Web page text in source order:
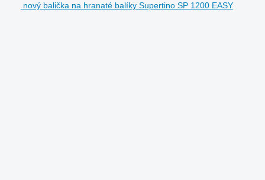
nový balička na hranaté balíky Supertino SP 1200 EASY